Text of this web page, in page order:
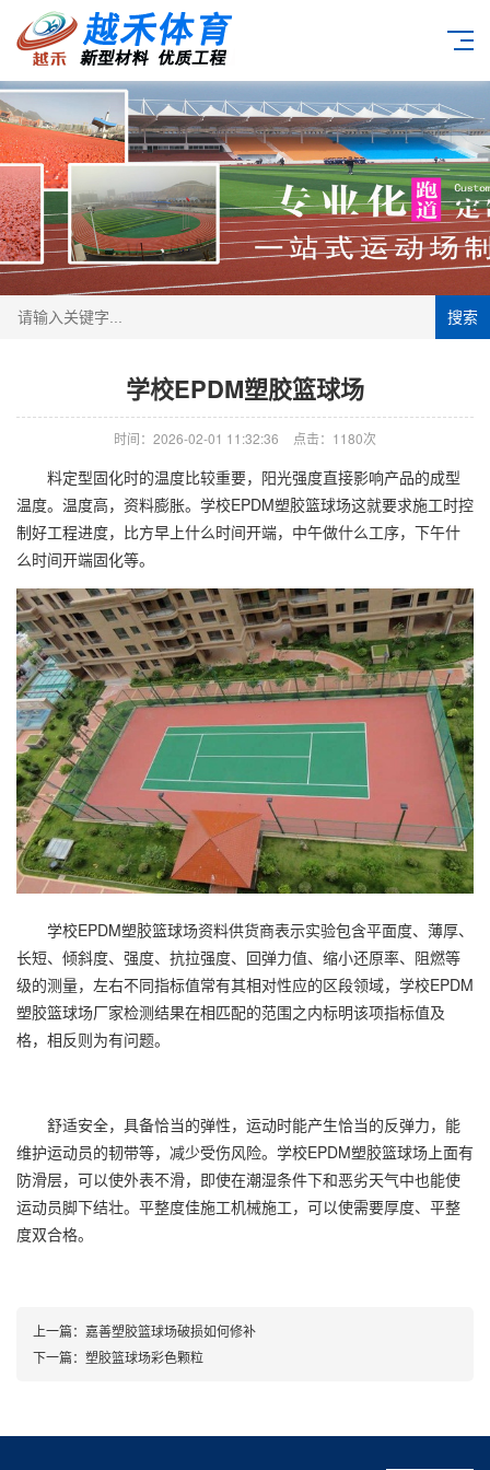
搜索
学校EPDM塑胶篮球场
时间：2026-02-01 11:32:36 点击：1180次
料定型固化时的温度比较重要，阳光强度直接影响产品的成型
温度。温度高，资料膨胀。学校EPDM塑胶篮球场这就要求施工时控
制好工程进度，比方早上什么时间开端，中午做什么工序，下午什
么时间开端固化等。
学校EPDM塑胶篮球场资料供货商表示实验包含平面度、薄厚、
长短、倾斜度、强度、抗拉强度、回弹力值、缩小还原率、阻燃等
级的测量，左右不同指标值常有其相对性应的区段领域，学校EPDM
塑胶篮球场厂家检测结果在相匹配的范围之内标明该项指标值及
格，相反则为有问题。
舒适安全，具备恰当的弹性，运动时能产生恰当的反弹力，能
维护运动员的韧带等，减少受伤风险。学校EPDM塑胶篮球场上面有
防滑层，可以使外表不滑，即使在潮湿条件下和恶劣天气中也能使
运动员脚下结壮。平整度佳施工机械施工，可以使需要厚度、平整
度双合格。
上一篇： 嘉善塑胶篮球场破损如何修补
下一篇： 塑胶篮球场彩色颗粒